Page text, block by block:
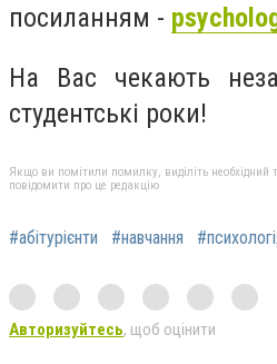
посиланням -
На Вас чекають
студентські роки!
Якщо ви помітили помилку, виділіть необхідний
повідомити про це редакцію
#абітурієнти #навчання
Авторизуйтесь, щоб оцінити